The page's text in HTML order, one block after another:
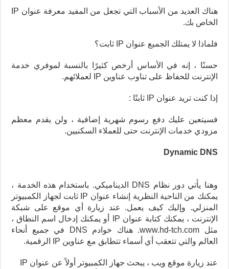
هناك العديد من الأسباب التي تجعل من المفيد معرفة عنوان IP
الخاص بك.
فلماذا لا يمتلك الجميع عنوان IP ثابت؟
حسنًا ، إنه في الأساس أرخص كثيرًا بالنسبة لموفري خدمة
الإنترنت للحفاظ على تناوب عناوين IP لعملائهم.
إذا كنت تريد عنوان IP ثابتًا :
فسيتعين عليك دفع رسوم شهرية إضافية ، ولن يقدم معظم
مزودي خدمات الإنترنت حتى للعملاء السكنيين.
Dynamic DNS
وهنا يأتي دور نظام DNS الديناميكي.
باستخدام هذه الخدمة ،
يمكنك من الناحية النظرية إنشاء عنوان IP ثابت لجهاز الكمبيوتر
المنزلي.
وإليك كيف يعمل.
عند زيارة أي موقع على شبكة
الإنترنت ، يمكنك كتابة عنوان IP أو يمكنك إدخال اسم النطاق ،
مثل www.hd-tch.com.
هناك خوادم DNS في جميع أنحاء
العالم والتي تتعقب أي أسماء تتطابق مع عناوين IP الرقمية.
عند زيارة موقع ويب ، يبحث جهاز الكمبيوتر أولاً عن عنوان IP